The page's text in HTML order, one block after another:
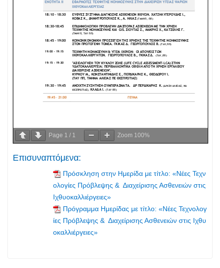
Page 1 / 1 Zoom 100%
Επισυναπτόμενα:
Πρόσκληση στην Ημερίδα με τίτλο: «Νέες Τεχν
ολογίες Πρόβλεψης & Διαχείρισης Ασθενειών στις
Ιχθυοκαλλιέργειες»
Πρόγραμμα Ημερίδας με τίτλο: «Νέες Τεχνολογ
ίες Πρόβλεψης & Διαχείρισης Ασθενειών στις Ιχθυ
οκαλλιέργειες»